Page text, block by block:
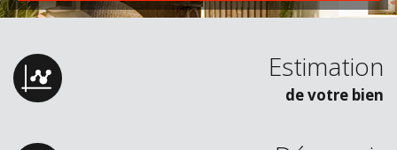
Estimation
de votre bien